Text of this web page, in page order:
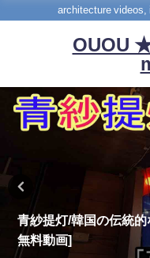
architecture videos,
OUOU
青紗提灯/韓国の伝統
無料動画]